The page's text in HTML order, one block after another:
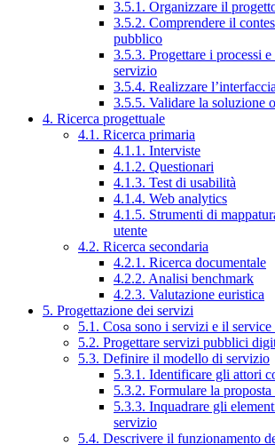
3.5.1. Organizzare il
3.5.2. Comprendere il
pubblico
3.5.3. Progettare i processi e
servizio
3.5.4. Realizzare
3.5.5. Validare la soluzione
4. Ricerca progettuale
4.1. Ricerca primaria
4.1.1. Interviste
4.1.2. Questionari
4.1.3. Test di usabilità
4.1.4. Web analytics
4.1.5. Strumenti di
utente
4.2. Ricerca secondaria
4.2.1. Ricerca documentale
4.2.2. Analisi benchmark
4.2.3. Valutazione euristica
5. Progettazione dei servizi
5.1. Cosa sono i servizi e il service
5.2. Progettare servizi pubblici
5.3. Definire il modello di servizio
5.3.1. Identificare gli attori
5.3.2. Formulare la
5.3.3. Inquadrare gli
servizio
5.4. Descrivere il funzionamento